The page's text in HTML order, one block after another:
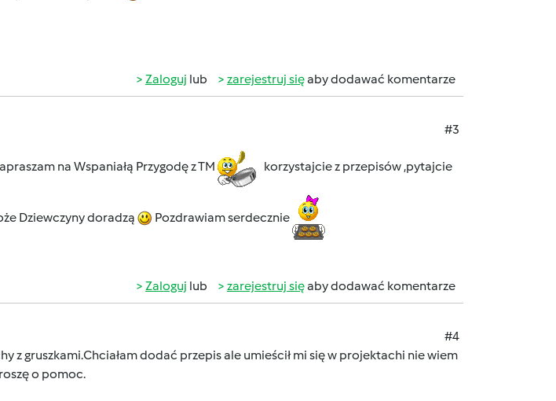
Zaloguj lub zarejestruj sięaby dodawać komentarze
#3
na Wspaniałą Przygodę z TM korzystajcie z przepisów ,pytajcie
Dziewczyny doradzą Pozdrawiam serdecznie
Zaloguj lub zarejestruj sięaby dodawać komentarze
#4
z gruszkami.Chciałam dodać przepis ale umieścił mi się w projektachi nie wiem
o pomoc.